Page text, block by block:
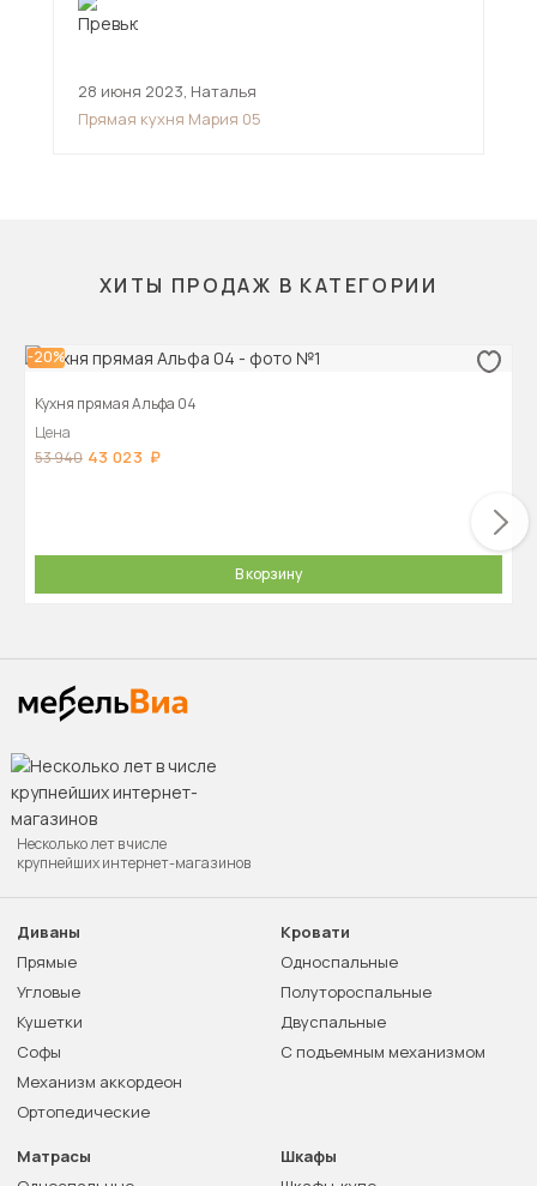
28 июня 2023, Наталья
Прямая кухня Мария 05
ХИТЫ ПРОДАЖ В КАТЕГОРИИ
-20%
Кухня прямая Альфа 04
Цена
53 940 43 023
В корзину
Несколько лет в числе
крупнейших интернет-магазинов
Диваны
Прямые
Угловые
Кушетки
Софы
Механизм аккордеон
Ортопедические
Кровати
Односпальные
Полутороспальные
Двуспальные
С подъемным механизмом
Матрасы
Шкафы